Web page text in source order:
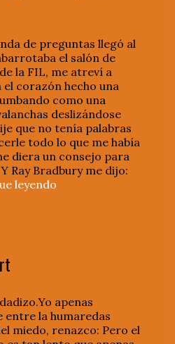
de preguntas llegó al
el salón de
la FIL, me atreví a
el corazón hecho una
como una
deslizándose
que no tenía palabras
todo lo que me había
diera un consejo para
Ray Bradbury me dijo:
leyendo
apenas
entre la humaredas
miedo, renazco: Pero el